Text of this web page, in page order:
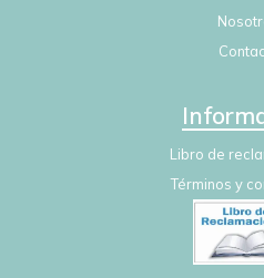
Libro de
Términos y